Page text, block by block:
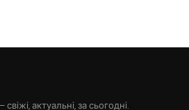
актуальні, за сьогодні.